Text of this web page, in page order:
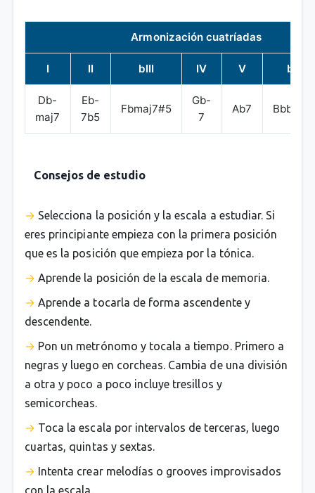
Armonización cuatríadas
I II bIII IV V bVI
Db-
maj7
Eb-
7b5
Fbmaj7#5
Gb-
7
Ab7
Consejos de estudio
Selecciona la posición y la escala a estudiar. Si
eres principiante empieza con la primera posición
que es la posición que empieza por la tónica.
Aprende la posición de la escala de memoria.
Aprende a tocarla de forma ascendente y
descendente.
Pon un metrónomo y tocala a tiempo. Primero a
negras y luego en corcheas. Cambia de una división
a otra y poco a poco incluye tresillos y
semicorcheas.
Toca la escala por intervalos de terceras, luego
cuartas, quintas y sextas.
Intenta crear melodías o grooves improvisados
con la escala.